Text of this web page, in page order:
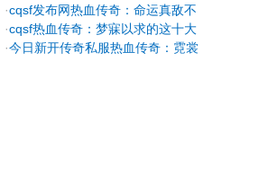
赤月手镯两档都在这儿
·cqsf发布网热血传奇：命运真敌不
过裁决霸道？
·cqsf热血传奇：梦寐以求的这十大
珍稀装备，看看你获得过吗？
·今日新开传奇私服热血传奇：霓裳